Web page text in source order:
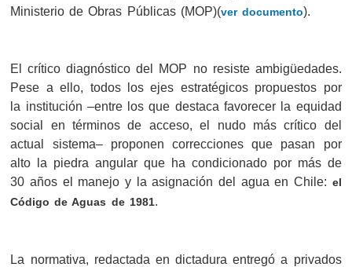
Ministerio de Obras Públicas (MOP)(ver documento).
El crítico diagnóstico del MOP no resiste ambigüedades.
Pese a ello, todos los ejes estratégicos propuestos por
la institución –entre los que destaca favorecer la equidad
social en términos de acceso, el nudo más crítico del
actual sistema– proponen correcciones que pasan por
alto la piedra angular que ha condicionado por más de
30 años el manejo y la asignación del agua en Chile: el
Código de Aguas de 1981.
La normativa, redactada en dictadura entregó a privados